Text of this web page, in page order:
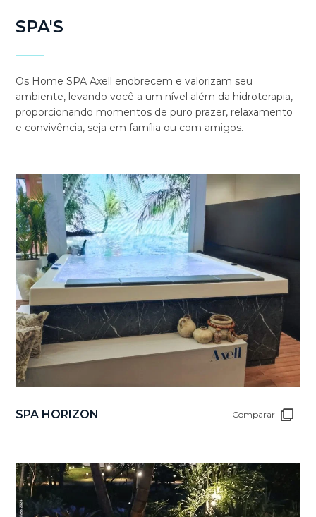
SPA'S
Os Home SPA Axell enobrecem e valorizam seu
ambiente, levando você a um nível além da hidroterapia,
proporcionando momentos de puro prazer, relaxamento
e convivência, seja em família ou com amigos.
SPA HORIZON Comparar